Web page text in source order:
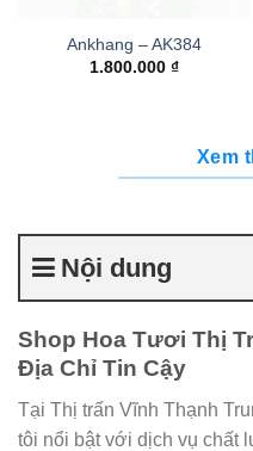
Ankhang – AK384
1.800.000 ₫
Xem
Nội dung
Shop Hoa Tươi Thị
Địa Chỉ Tin Cậy
Tại Thị trấn Vĩnh Thạnh
tôi nổi bật với dịch vụ chất